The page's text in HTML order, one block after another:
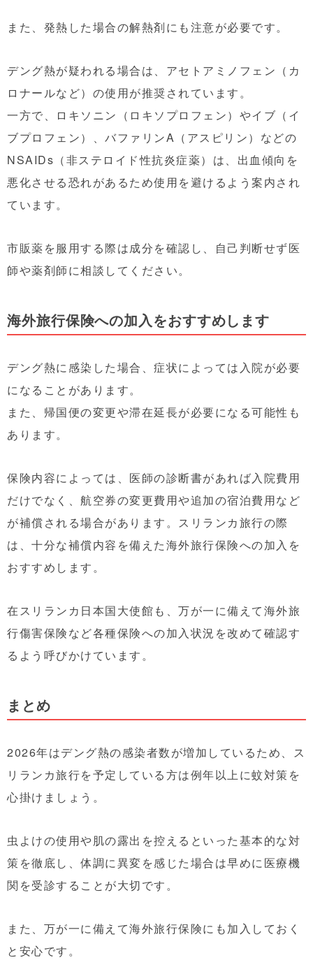
また、発熱した場合の解熱剤にも注意が必要です。
デング熱が疑われる場合は、アセトアミノフェン（カ
ロナールなど）の使用が推奨されています。
一方で、ロキソニン（ロキソプロフェン）やイブ（イ
ブプロフェン）、バファリンA（アスピリン）などの
NSAIDs（非ステロイド性抗炎症薬）は、出血傾向を
悪化させる恐れがあるため使用を避けるよう案内され
ています。
市販薬を服用する際は成分を確認し、自己判断せず医
師や薬剤師に相談してください。
海外旅行保険への加入をおすすめします
デング熱に感染した場合、症状によっては入院が必要
になることがあります。
また、帰国便の変更や滞在延長が必要になる可能性も
あります。
保険内容によっては、医師の診断書があれば入院費用
だけでなく、航空券の変更費用や追加の宿泊費用など
が補償される場合があります。スリランカ旅行の際
は、十分な補償内容を備えた海外旅行保険への加入を
おすすめします。
在スリランカ日本国大使館も、万が一に備えて海外旅
行傷害保険など各種保険への加入状況を改めて確認す
るよう呼びかけています。
まとめ
2026年はデング熱の感染者数が増加しているため、ス
リランカ旅行を予定している方は例年以上に蚊対策を
心掛けましょう。
虫よけの使用や肌の露出を控えるといった基本的な対
策を徹底し、体調に異変を感じた場合は早めに医療機
関を受診することが大切です。
また、万が一に備えて海外旅行保険にも加入しておく
と安心です。